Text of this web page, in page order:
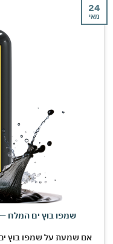
שמפו בוץ ים המלח
אם שמעת על שמפו בוץ ים
24
מאי